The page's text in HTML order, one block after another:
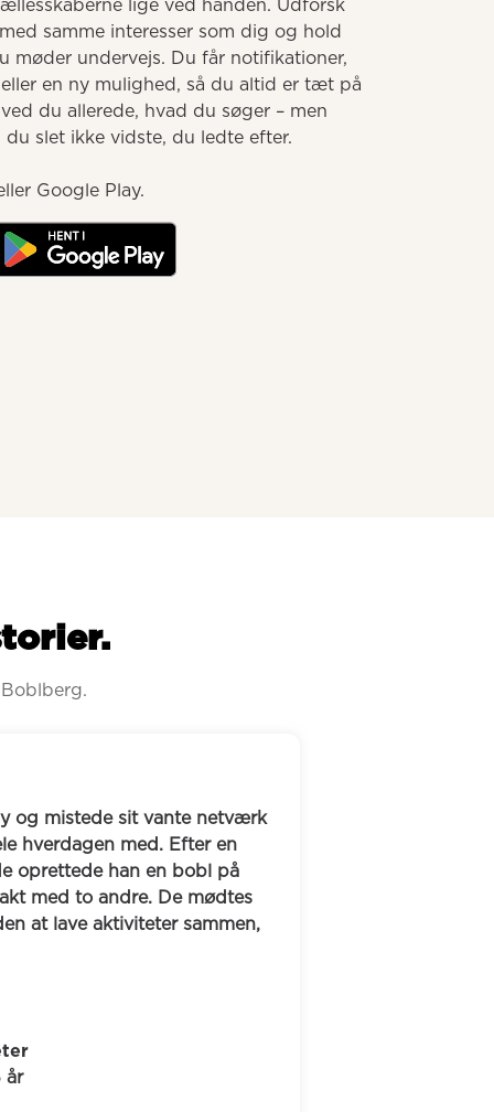
lige ved hånden. Udforsk
samme interesser som dig og hold
møder undervejs. Du får notifikationer,
en ny mulighed, så du altid er tæt på
du allerede, hvad du søger – men
slet ikke vidste, du ledte efter.
Google Play.
netværk
Efter en
en bobl på
De mødtes
sammen,
Kenneth søgte nye
forbindelse med sit vægttab. I
Sara og Bent fast hver mandag i
gåklub”, hvor de både går ture
livet og IT-branchen. Sammen